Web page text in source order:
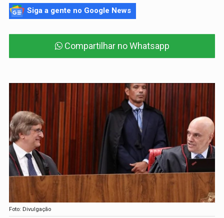
Siga a gente no Google News
Compartilhar no Whatsapp
Foto: Divulgação